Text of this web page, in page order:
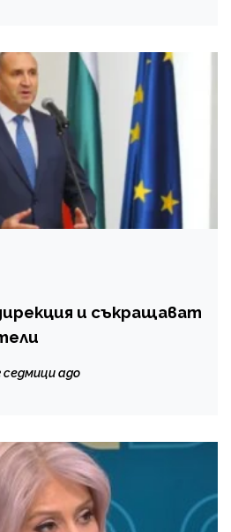
и съкращават
седмици ago